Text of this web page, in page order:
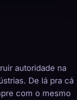
autoridade na
De lá pra cá
com o mesmo